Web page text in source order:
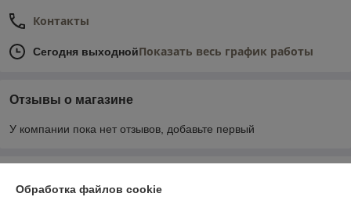
Контакты
Сегодня выходнойПоказать весь график работы
Отзывы о магазине
У компании пока нет отзывов, добавьте первый
Обработка файлов cookie